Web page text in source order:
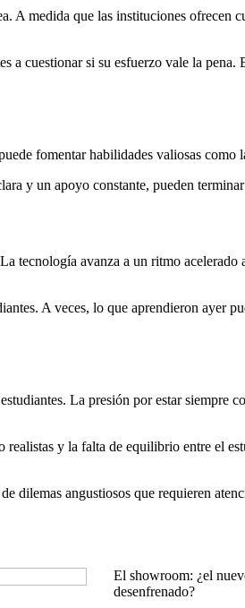
A medida que las instituciones
cuestionar si su esfuerzo vale la
fomentar habilidades valiosas
y un apoyo constante, pueden
tecnología avanza a un ritmo
A veces, lo que aprendieron ayer
La presión por estar siempre
y la falta de equilibrio entre el
dilemas angustiosos que requieren
El showroom: ¿el
desenfrenado?